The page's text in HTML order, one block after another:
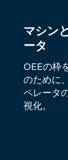
マシン
ータ
OEEの枠
のために
ペレータ
視化。